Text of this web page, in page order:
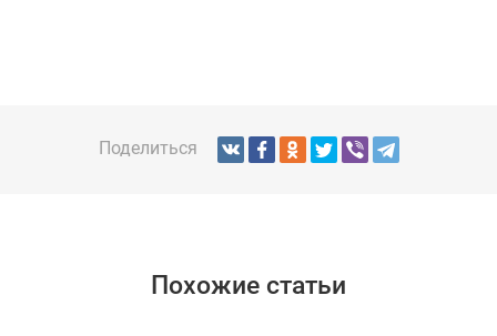
Поделиться
Похожие статьи